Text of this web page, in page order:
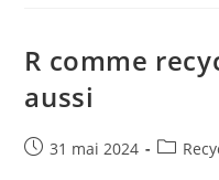
Agir
?
R comme
aussi
Publication
31 mai 2024
Post